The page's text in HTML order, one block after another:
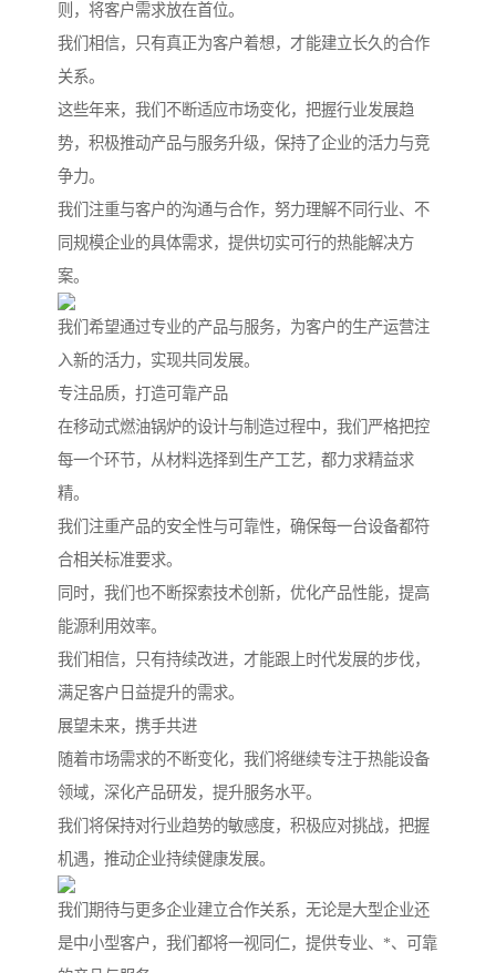
则，将客户需求放在首位。
我们相信，只有真正为客户着想，才能建立长久的合作
关系。
这些年来，我们不断适应市场变化，把握行业发展趋
势，积极推动产品与服务升级，保持了企业的活力与竞
争力。
我们注重与客户的沟通与合作，努力理解不同行业、不
同规模企业的具体需求，提供切实可行的热能解决方
案。
我们希望通过专业的产品与服务，为客户的生产运营注
入新的活力，实现共同发展。
专注品质，打造可靠产品
在移动式燃油锅炉的设计与制造过程中，我们严格把控
每一个环节，从材料选择到生产工艺，都力求精益求
精。
我们注重产品的安全性与可靠性，确保每一台设备都符
合相关标准要求。
同时，我们也不断探索技术创新，优化产品性能，提高
能源利用效率。
我们相信，只有持续改进，才能跟上时代发展的步伐，
满足客户日益提升的需求。
展望未来，携手共进
随着市场需求的不断变化，我们将继续专注于热能设备
领域，深化产品研发，提升服务水平。
我们将保持对行业趋势的敏感度，积极应对挑战，把握
机遇，推动企业持续健康发展。
我们期待与更多企业建立合作关系，无论是大型企业还
是中小型客户，我们都将一视同仁，提供专业、*、可靠